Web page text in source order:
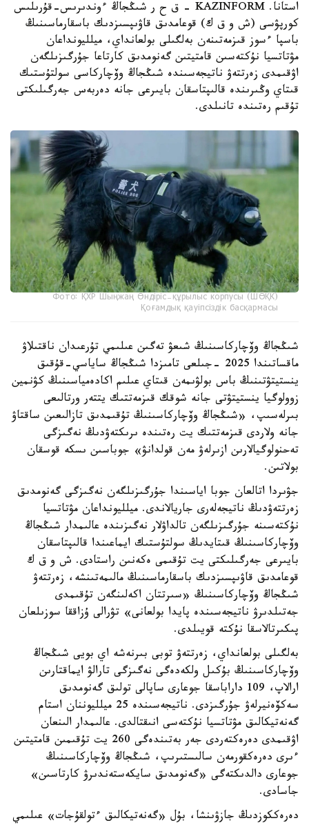
استانا. KAZINFORM – ق ح ر شىڭجاڭ ءوندىرىس-قۇرىلىس
كورپۋسى (ش و ق ك) قوعامدىق قاۋىپسىزدىك باسقارماسىنىڭ
باسپا ءسوز قىزمەتىنەن بەلگىلى بولعانداي، ميلليونداعان
مۋتاتسيا نۇكتەسىن قامتيتىن گەنومدىق كارتاعا جۇرگىزىلگەن
اۋقىمدى زەرتتەۋ ناتيجەسىندە شىڭجاڭ وۆچاركاسى سولتۇستىك
قىتاي وڭىرىندە قالىپتاسقان بايىرعى جانە دەربەس جەرگىلىكتى
تۇقىم رەتىندە تانىلدى.
Фото: ҚХР Шыңжаң Өндіріс-құрылыс корпусы (ШӨҚК)
Қоғамдық қауіпсіздік басқармасы
شىڭجاڭ وۆچاركاسىنىڭ شىعۋ تەگىن عىلىمي تۇرعىدان ناقتىلاۋ
ماقساتىندا 2025 -جىلعى تامىزدا شىڭجاڭ ساياسي-قۇقىق
ينستيتۋتىنىڭ باس بولۋىمەن قىتاي عىلىم اكادەمياسىنىڭ كۋنمين
زوولوگيا ينستيتۋتى جانە شوقك قىزمەتتىك يتتەر ورتالىعى
بىرلەسىپ، «شىڭجاڭ وۆچاركاسىنىڭ تۇقىمدىق تازالىعىن ساقتاۋ
جانە ولاردى قىزمەتتىك يت رەتىندە ىرىكتەۋدىڭ نەگىزگى
تەحنولوگيالارىن ازىرلەۋ مەن قولدانۋ» جوباسىن ىسكە قوسقان
بولاتىن.
جۋىردا اتالعان جوبا اياسىندا جۇرگىزىلگەن نەگىزگى گەنومدىق
زەرتتەۋدىڭ ناتيجەلەرى جاريالاندى. ميلليونداعان مۋتاتسيا
نۇكتەسىنە جۇرگىزىلگەن تالداۋلار نەگىزىندە عالىمدار شىڭجاڭ
وۆچاركاسىنىڭ قىتايدىڭ سولتۇستىك ايماعىندا قالىپتاسقان
بايىرعى جەرگىلىكتى يت تۇقىمى ەكەنىن راستادى. ش و ق ك
قوعامدىق قاۋىپسىزدىك باسقارماسىنىڭ مالىمەتىنشە، زەرتتەۋ
شىڭجاڭ وۆچاركاسىنىڭ «سىرتتان اكەلىنگەن تۇقىمدى
جەتىلدىرۋ ناتيجەسىندە پايدا بولعانى» تۋرالى ۇزاققا سوزىلعان
پىكىرتالاسقا نۇكتە قويىلدى.
بەلگىلى بولعانداي، زەرتتەۋ توبى بىرنەشە اي بويى شىڭجاڭ
وۆچاركاسىنىڭ بۇكىل ولكەدەگى نەگىزگى تارالۋ ايماقتارىن
ارالاپ، 109 داراباسقا جوعارى ساپالى تولىق گەنومدىق
سەكۆەنيرلەۋ جۇرگىزدى. ناتيجەسىندە 25 ميلليوننان استام
گەنەتيكالىق مۋتاتسيا نۇكتەسى انىقتالدى. عالىمدار الىنعان
اۋقىمدى دەرەكتەردى جەر بەتىندەگى 260 يت تۇقىمىن قامتيتىن
ءىرى دەرەكقورمەن سالىستىرىپ، شىڭجاڭ وۆچاركاسىنىڭ
جوعارى دالدىكتەگى «گەنومدىق سايكەستەندىرۋ كارتاسىن»
جاسادى.
دەرەككوزدىڭ جازۋىنشا، بۇل «گەنەتيكالىق ءتولقۇجات» عىلىمي